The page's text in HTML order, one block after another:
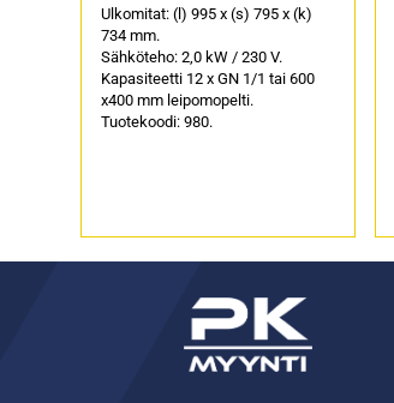
Ulkomitat: (l) 995 x (s) 795 x (k)
734 mm.
Sähköteho: 2,0 kW / 230 V.
Kapasiteetti 12 x GN 1/1 tai 600
x400 mm leipomopelti.
Tuotekoodi: 980.